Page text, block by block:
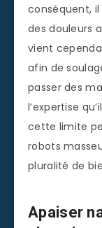
conséquent,
des douleurs
vient
afin de
passer des
l’expertise
cette limite
robots
pluralité de
Apaiser